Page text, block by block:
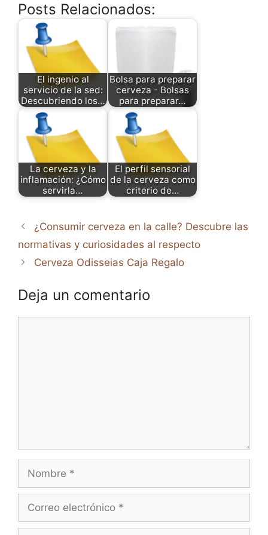
Posts Relacionados:
El ingenio al
servicio de la sed:
Descubriendo los…
Bolsa para preparar
cerveza - Bolsas
para preparar…
La cerveza y la
inflamación: ¿Cómo
servirla…
El perfil sensorial
de la cerveza como
criterio de…
¿Consumir cerveza en la calle? Descubre las
normativas y curiosidades al respecto
Cerveza Odisseias Caja Regalo
Deja un comentario
electrónico